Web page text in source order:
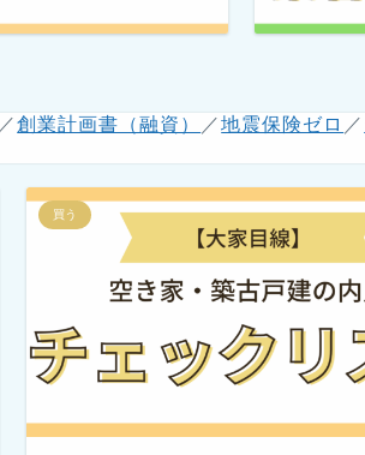
／創業計画書（融資） ／地震保険ゼロ ／
買う